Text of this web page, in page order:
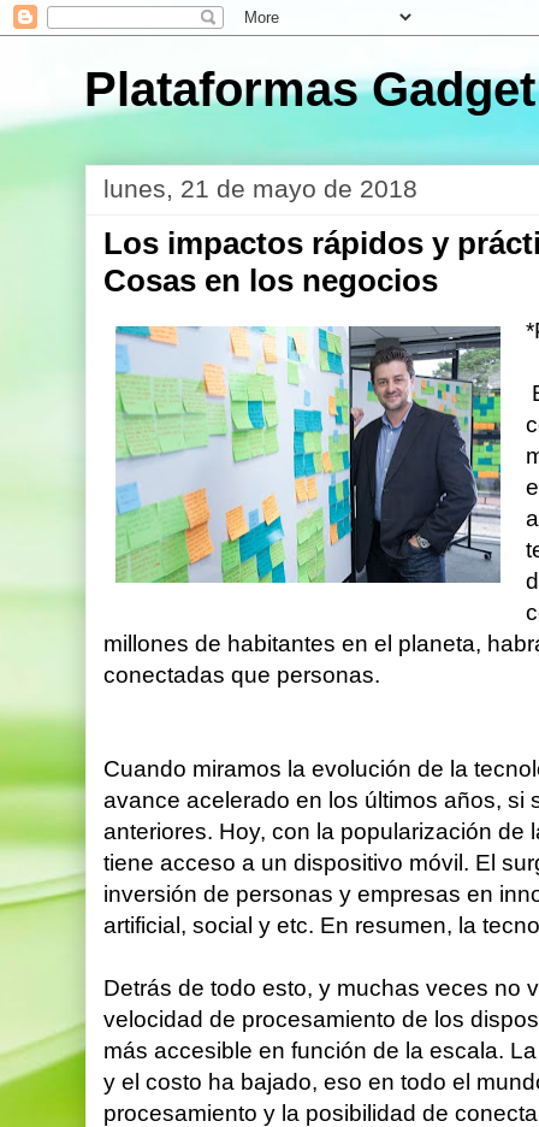
Plataformas Gadget
lunes, 21 de mayo de 2018
Los impactos rápidos y
Cosas en los negocios
millones de habitantes en el planeta,
conectadas que personas.
Cuando miramos la evolución de la
avance acelerado en los últimos años, si
anteriores. Hoy, con la popularización de
tiene acceso a un dispositivo móvil. El
inversión de personas y empresas en
artificial, social y etc. En resumen, la
Detrás de todo esto, y muchas veces no
velocidad de procesamiento de los
más accesible en función de la escala.
y el costo ha bajado, eso en todo el
procesamiento y la posibilidad de